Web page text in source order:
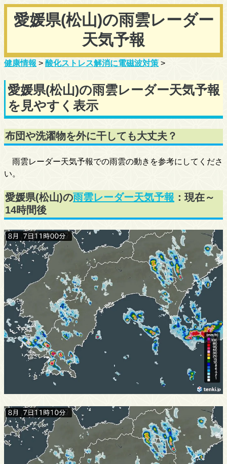
愛媛県(松山)の雨雲レーダー
天気予報
健康情報 > 酸化ストレス解消に電磁波対策 >
愛媛県(松山)の雨雲レーダー天気予報
を見やすく表示
布団や洗濯物を外に干しても大丈夫？
雨雲レーダー天気予報での雨雲の動きを参考にしてくださ
い。
愛媛県(松山)の雨雲レーダー天気予報 ：現在～
14時間後